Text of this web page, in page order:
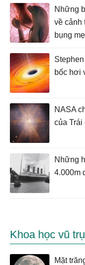
Những
về cảnh
bụng mẹ
bốc hơi
NASA
của Trái
Những
4.000m
Khoa học vũ trụ
Mặt